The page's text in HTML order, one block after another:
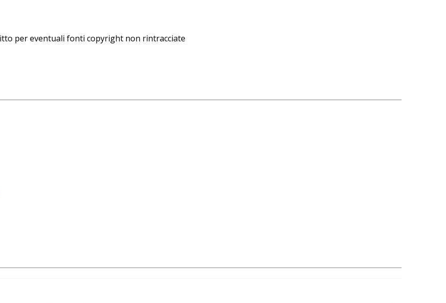
per eventuali fonti copyright non rintracciate